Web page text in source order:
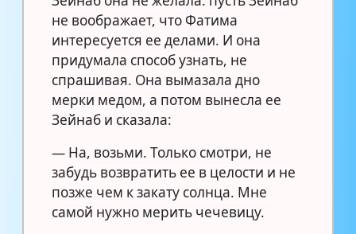
не воображает, что Фатима
интересуется ее делами. И она
придумала способ узнать, не
спрашивая. Она вымазала дно
мерки медом, а потом вынесла ее
Зейнаб и сказала:
— На, возьми. Только смотри, не
забудь возвратить ее в целости и не
позже чем к закату солнца. Мне
самой нужно мерить чечевицу.